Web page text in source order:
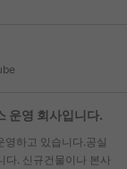
운영 회사입니다.
영하고 있습니다.공실
다. 신규건물이나 본사